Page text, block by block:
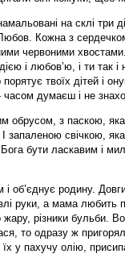
на склі три
Кожна з
червоними
і любов’ю, і ти так і
твоїх дітей і
часом думаєш і не
обрусом, з паскою,
запаленою свічкою,
бути ласкавим і
і об’єднує родину.
руки, а мама любить
різники бульби.
то одразу ж
у пахучу олію,